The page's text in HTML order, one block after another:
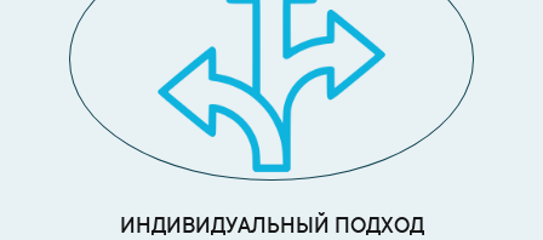
ИНДИВИДУАЛЬНЫЙ ПОДХОД